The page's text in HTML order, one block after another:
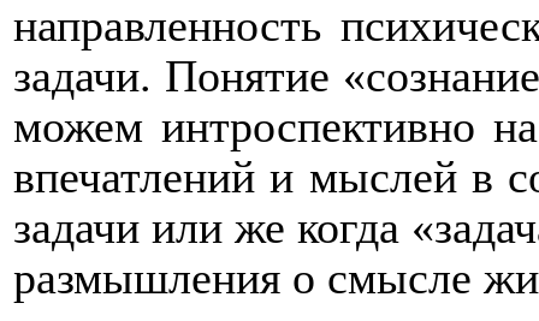
направленность
задачи. Понятие
можем интроспективно
впечатлений и мыслей в
задачи или же когда
размышления о смысле